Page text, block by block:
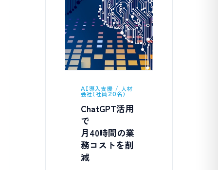
AI導入支援 / 人材
会社（社員20名）
ChatGPT活用
で
月40時間の業
務コストを削
減